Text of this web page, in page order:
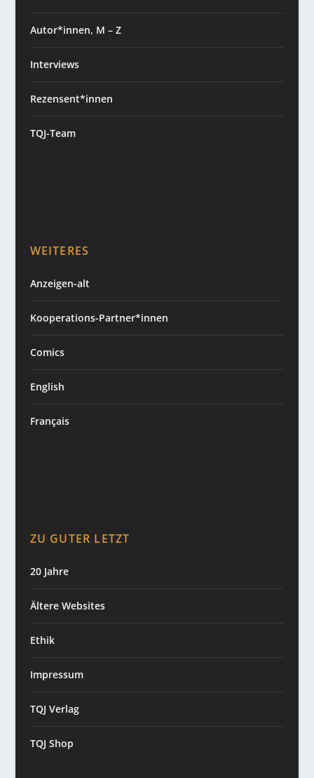
Autor*innen, M – Z
Interviews
Rezensent*innen
TQJ-Team
WEITERES
Anzeigen-alt
Kooperations-Partner*innen
Comics
English
Français
ZU GUTER LETZT
20 Jahre
Ältere Websites
Ethik
Impressum
TQJ Verlag
TQJ Shop